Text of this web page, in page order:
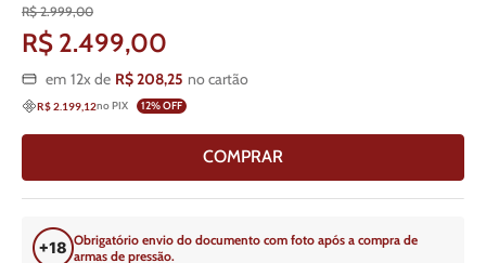
R$ 2.999,00
R$ 2.499,00
em 12x de R$208,25 no cartão
R$ 2.199,12no PIX 12% OFF
COMPRAR
Obrigatório envio do documento com foto após a compra de
armas de pressão.